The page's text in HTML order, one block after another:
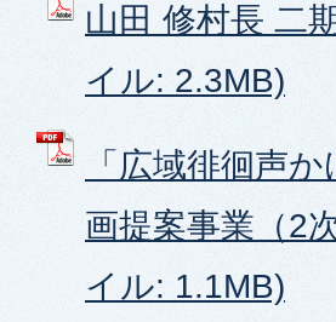
山田 修村長 二
イル: 2.3MB)
「広域徘徊声
画提案事業（2
イル: 1.1MB)